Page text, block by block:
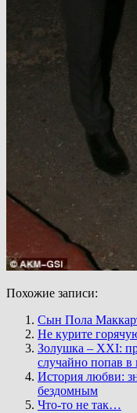
Похожие записи:
Сын Пола
Не курите
Золушка – XXI:
случайно попав в
История любви:
бездомным
Что-то не так…